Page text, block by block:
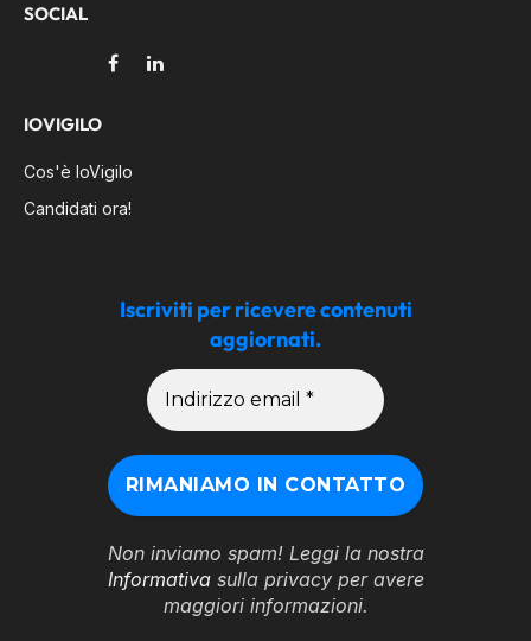
SOCIAL
FacebookLinkedIn
IOVIGILO
Cos'è IoVigilo
Candidati ora!
Iscriviti per ricevere contenuti
aggiornati.
Non inviamo spam! Leggi la nostra
Informativasulla privacy per avere
maggiori informazioni.